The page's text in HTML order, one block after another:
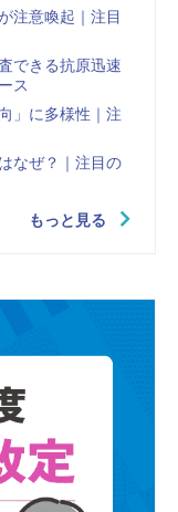
注意喚起｜注目
できる抗原迅速
ス
」に多様性｜注
なぜ？｜注目の
もっと見る